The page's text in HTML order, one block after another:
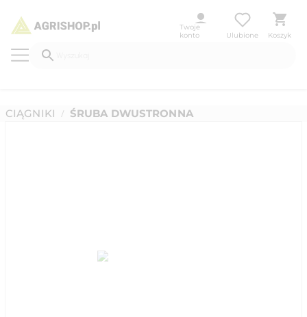
Twoje
konto
Ulubione Koszyk
CIĄGNIKI / ŚRUBA DWUSTRONNA